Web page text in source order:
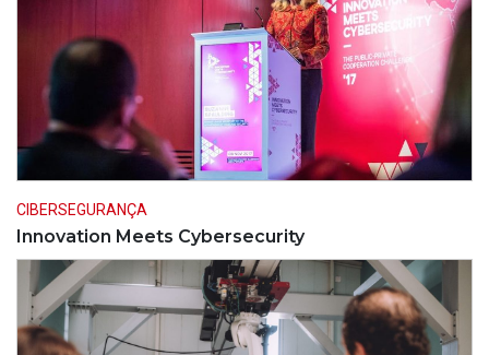
CIBERSEGURANÇA
Innovation Meets Cybersecurity